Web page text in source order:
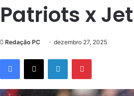
Patriots x
Redação PC dezembro 27, 2025
Facebook
X LinkedinPinterest